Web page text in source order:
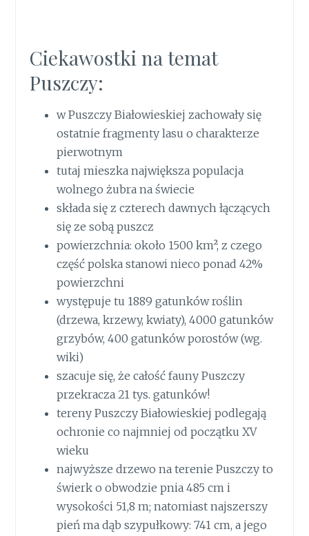
Ciekawostki na temat
Puszczy:
w Puszczy Białowieskiej zachowały się
ostatnie fragmenty lasu o charakterze
pierwotnym
tutaj mieszka największa populacja
wolnego żubra na świecie
składa się z czterech dawnych łączących
się ze sobą puszcz
powierzchnia: około 1500 km², z czego
część polska stanowi nieco ponad 42%
powierzchni
występuje tu 1889 gatunków roślin
(drzewa, krzewy, kwiaty), 4000 gatunków
grzybów, 400 gatunków porostów (wg.
wiki)
szacuje się, że całość fauny Puszczy
przekracza 21 tys. gatunków!
tereny Puszczy Białowieskiej podlegają
ochronie co najmniej od początku XV
wieku
najwyższe drzewo na terenie Puszczy to
świerk o obwodzie pnia 485 cm i
wysokości 51,8 m; natomiast najszerszy
pień ma dąb szypułkowy: 741 cm, a jego